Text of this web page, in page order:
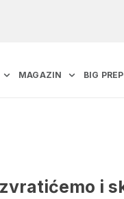
MAGAZIN BIG
i